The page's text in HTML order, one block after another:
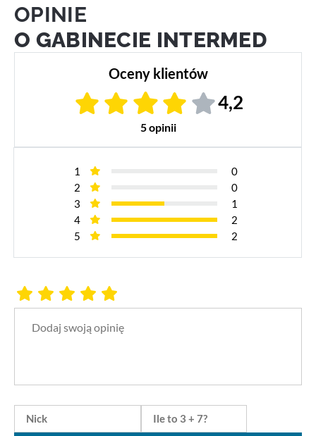
OPINIE
O GABINECIE INTERMED
Oceny klientów
4,2
5 opinii
1
0
2
0
3
1
4
2
5
2